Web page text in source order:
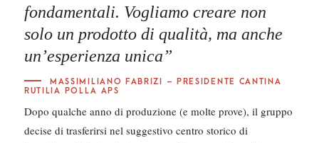
fondamentali. Vogliamo creare non
solo un prodotto di qualità, ma anche
un’esperienza unica”
MASSIMILIANO FABRIZI – PRESIDENTE CANTINA
RUTILIA POLLA APS
Dopo qualche anno di produzione (e molte prove), il gruppo
decise di trasferirsi nel suggestivo centro storico di